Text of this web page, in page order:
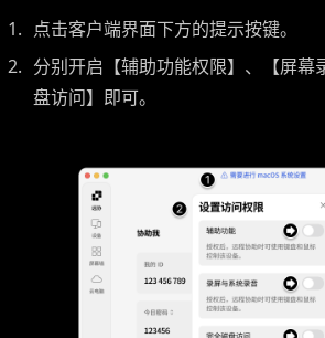
点击客户端界面下方的提示按键。
分别开启【辅助功能权限】、【屏幕
盘访问】即可。